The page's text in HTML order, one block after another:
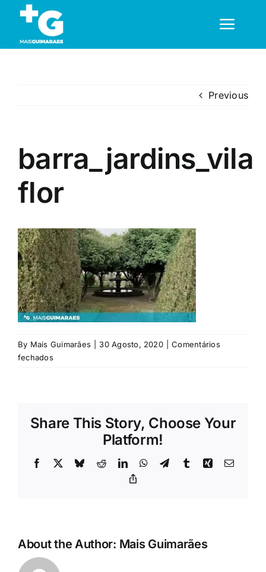
content
Desporto
Opinião
Região
Rubricas
Jornal
Revista
Previous
barra_jardins_vila
flor
By Mais Guimarães 30 Agosto, 2020
Comentários
fechadosem
Share This Story, Choose Your
Platform!
Facebook BlueskyRedditLinkedInWhatsApp
TelegramTumblrXing Email
About the Author: Mais Guimarães